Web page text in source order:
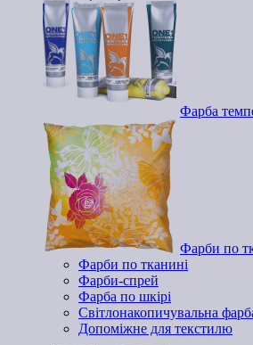
Фарба
Фарби по
Фарби по тканині
Фарби-спрей
Фарба по шкірі
Світлонакопичувальна
Допоміжне для текстилю